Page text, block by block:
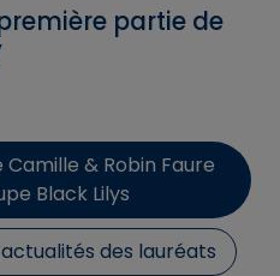
partie de
& Robin Faure
Black Lilys
des lauréats